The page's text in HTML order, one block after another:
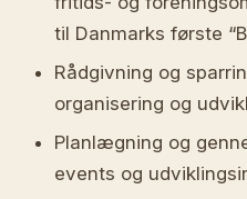
til Danmarks første
Rådgivning og
organisering og
Planlægning og
events og